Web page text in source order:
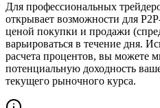
Для профессиональных
открывает возможности для
ценой покупки и продажи
варьироваться в течение дня.
расчета процентов, вы можете
потенциальную доходность
текущего рыночного курса.